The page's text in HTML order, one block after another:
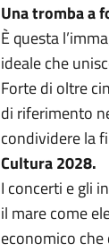
Una tromba a
È questa
ideale che
Forte di oltre
di riferimento
condividere la
Cultura 2028.
I concerti e gli
il mare come
economico